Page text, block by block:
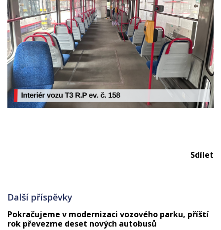
Sdílet
Další příspěvky
Pokračujeme v modernizaci vozového parku, příští
rok převezme deset nových autobusů